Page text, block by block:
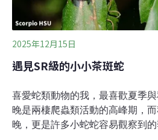
至8月才會盛開。果實雖同為綠色
果實
2025年12月15日
遇見SR級的小小茶斑蛇
喜愛蛇類動物的我，最喜歡夏季
晚是兩棲爬蟲類活動的高峰期，
晚，更是許多小蛇蛇容易觀察到